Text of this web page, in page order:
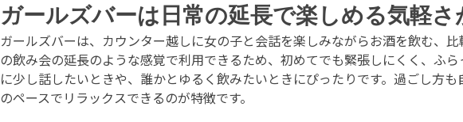
ガールズバーは日常の延長で楽しめる気軽さ
ガールズバーは、カウンター越しに女の子と会話を楽しみながらお酒を飲む、
の飲み会の延長のような感覚で利用できるため、初めてでも緊張しにくく、ふ
に少し話したいときや、誰かとゆるく飲みたいときにぴったりです。過ごし方
のペースでリラックスできるのが特徴です。